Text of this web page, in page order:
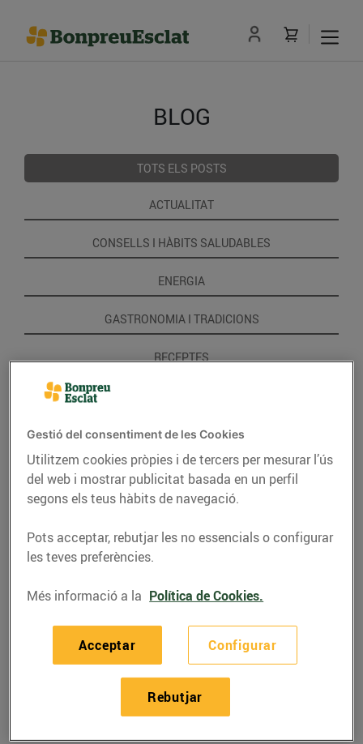
BLOG
TOTS ELS POSTS
ACTUALITAT
CONSELLS I HÀBITS SALUDABLES
ENERGIA
GASTRONOMIA I TRADICIONS
RECEPTES
RECEPTES
Crestes de formatge de
cabra rústic amb
sobrassada
11/d’octubre/2022
Gestió del consentiment de les Cookies
Utilitzem cookies pròpies i de tercers per mesurar l’ús
del web i mostrar publicitat basada en un perfil
segons els teus hàbits de navegació.
Pots acceptar, rebutjar les no essencials o configurar
les teves preferències.
Més informació a la Política de Cookies.
Configurar
Rebutjar
Acceptar